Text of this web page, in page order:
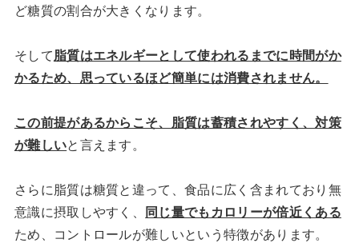
ど糖質の割合が大きくなります。
そして脂質はエネルギーとして使われるまでに時間がか
かるため、思っているほど簡単には消費されません。
この前提があるからこそ、脂質は蓄積されやすく、対策
が難しいと言えます。
さらに脂質は糖質と違って、食品に広く含まれており無
意識に摂取しやすく、 同じ量でもカロリーが倍近くある
ため、コントロールが難しいという特徴があります。